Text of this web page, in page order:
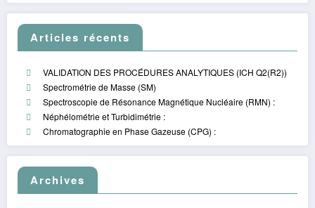
Articles récents
VALIDATION DES PROCÉDURES ANALYTIQUES (ICH Q2(R2))
Spectrométrie de Masse (SM)
Spectroscopie de Résonance Magnétique Nucléaire (RMN) :
Néphélométrie et Turbidimétrie :
Chromatographie en Phase Gazeuse (CPG) :
Archives